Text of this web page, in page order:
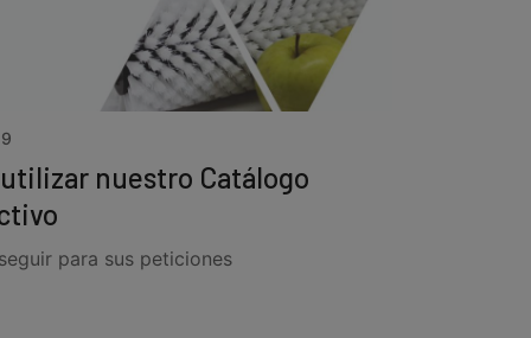
nuestro Catálogo
para sus peticiones